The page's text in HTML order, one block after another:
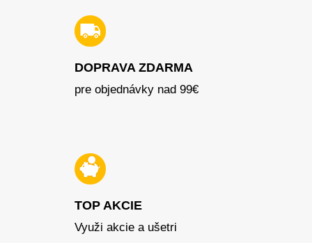
DOPRAVA ZDARMA
pre objednávky nad 99€
TOP AKCIE
Využi akcie a ušetri